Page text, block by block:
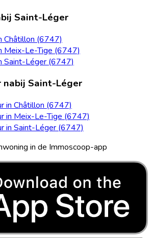
Saint-Léger
Châtillon (6747)
Meix-Le-Tige (6747)
Saint-Léger (6747)
nabij Saint-Léger
in Châtillon (6747)
in Meix-Le-Tige (6747)
in Saint-Léger (6747)
in de Immoscoop-app